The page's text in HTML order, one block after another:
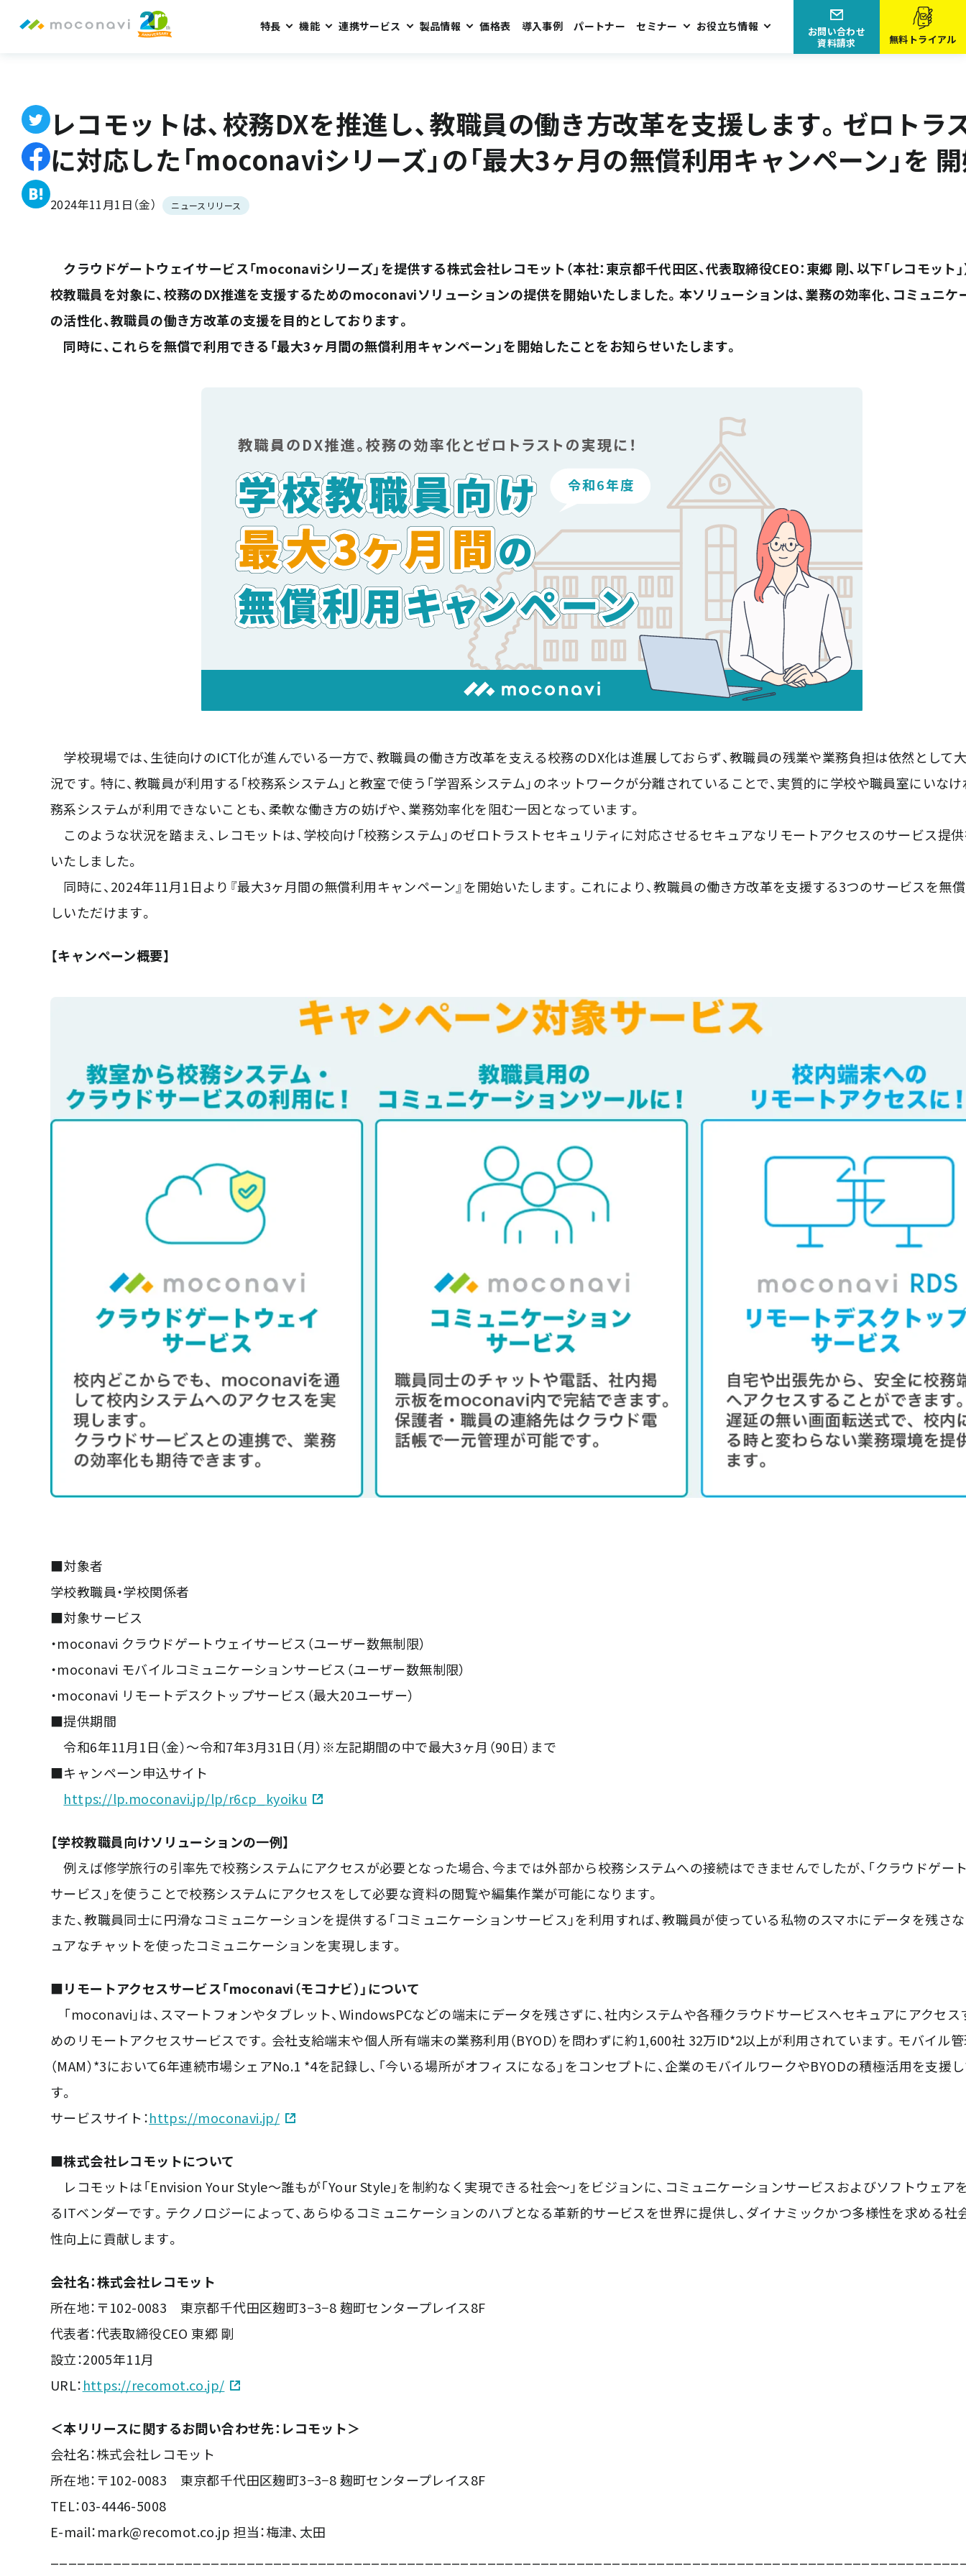
特長 機能 連携サービス 製品情報 価格表 導入事例 パートナー セミナー お役立ち情報
無料トライアル
お問い合わせ
資料請求
レコモットは、校務DXを推進し、教職員の働き方改革を支援します。ゼロトラ
に対応した「moconaviシリーズ」の「最大3ヶ月の無償利用キャンペーン」を 開
2024年11月1日（金） ニュースリリース
クラウドゲートウェイサービス「moconaviシリーズ」を提供する株式会社レコモット（本社：東京都千代田区、代表取締役CEO：東郷 剛、以下「レコモット」
校教職員を対象に、校務のDX推進を支援するためのmoconaviソリューションの提供を開始いたしました。本ソリューションは、業務の効率化、コミュニケ
の活性化、教職員の働き方改革の支援を目的としております。
同時に、これらを無償で利用できる「最大3ヶ月間の無償利用キャンペーン」を開始したことをお知らせいたします。
学校現場では、生徒向けのICT化が進んでいる一方で、教職員の働き方改革を支える校務のDX化は進展しておらず、教職員の残業や業務負担は依然として
況です。特に、教職員が利用する「校務系システム」と教室で使う「学習系システム」のネットワークが分離されていることで、実質的に学校や職員室にいな
務系システムが利用できないことも、柔軟な働き方の妨げや、業務効率化を阻む一因となっています。
このような状況を踏まえ、レコモットは、学校向け「校務システム」のゼロトラストセキュリティに対応させるセキュアなリモートアクセスのサービス提
いたしました。
同時に、2024年11月1日より『最大3ヶ月間の無償利用キャンペーン』を開始いたします。これにより、教職員の働き方改革を支援する3つのサービスを無
しいただけます。
【キャンペーン概要】
■対象者
学校教職員・学校関係者
■対象サービス
・moconavi クラウドゲートウェイサービス（ユーザー数無制限）
・moconavi モバイルコミュニケーションサービス（ユーザー数無制限）
・moconavi リモートデスクトップサービス（最大20ユーザー）
■提供期間
令和6年11月1日（金）～令和7年3月31日（月）※左記期間の中で最大3ヶ月（90日）まで
■キャンペーン申込サイト
https://lp.moconavi.jp/lp/r6cp_kyoiku
【学校教職員向けソリューションの一例】
例えば修学旅行の引率先で校務システムにアクセスが必要となった場合、今までは外部から校務システムへの接続はできませんでしたが、「クラウドゲー
サービス」を使うことで校務システムにアクセスをして必要な資料の閲覧や編集作業が可能になります。
また、教職員同士に円滑なコミュニケーションを提供する「コミュニケーションサービス」を利用すれば、教職員が使っている私物のスマホにデータを残さ
ュアなチャットを使ったコミュニケーションを実現します。
■リモートアクセスサービス「moconavi（モコナビ）」について
「moconavi」は、スマートフォンやタブレット、WindowsPCなどの端末にデータを残さずに、社内システムや各種クラウドサービスへセキュアにアクセス
めのリモートアクセスサービスです。会社支給端末や個人所有端末の業務利用（BYOD）を問わずに約1,600社 32万ID*2以上が利用されています。モバイル
（MAM）*3において6年連続市場シェアNo.1 *4を記録し、「今いる場所がオフィスになる」をコンセプトに、企業のモバイルワークやBYODの積極活用を支援
す。
サービスサイト：https://moconavi.jp/
■株式会社レコモットについて
レコモットは「Envision Your Style〜誰もが「Your Style」を制約なく実現できる社会〜」をビジョンに、コミュニケーションサービスおよびソフトウェア
るITベンダーです。テクノロジーによって、あらゆるコミュニケーションのハブとなる革新的サービスを世界に提供し、ダイナミックかつ多様性を求める社
性向上に貢献します。
会社名：株式会社レコモット
所在地：〒102-0083 東京都千代田区麹町3−3−8 麹町センタープレイス8F
代表者：代表取締役CEO 東郷 剛
設立：2005年11月
URL：https://recomot.co.jp/
＜本リリースに関するお問い合わせ先：レコモット＞
会社名：株式会社レコモット
所在地：〒102-0083 東京都千代田区麹町3−3−8 麹町センタープレイス8F
TEL：03-4446-5008
E-mail：mark@recomot.co.jp 担当：梅津、太田